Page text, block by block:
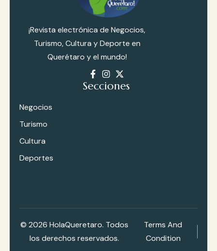
¡Revista electrónica de Negocios,
Turismo, Cultura y Deporte en
Querétaro y el mundo!
Secciones
Negocios
Turismo
Cultura
Deportes
© 2026 HolaQueretaro. Todos
los derechos reservados.
Terms And
Condition